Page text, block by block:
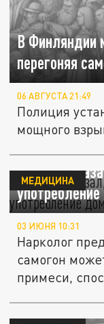
В Финляндии
перегоняя
06 АВГУСТА 21:49
Полиция
мощного
Врач
МЕДИЦИНА
03 ИЮНЯ 10:31
Нарколог
самогон
примеси,